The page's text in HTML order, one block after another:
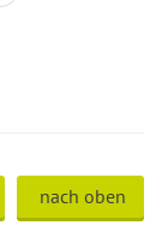
nach oben